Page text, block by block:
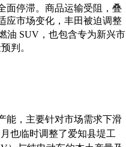
面停滞。商品运输受阻，叠
应市场变化，丰田被迫调整
油 SUV，也包含专为新兴市
判。
能，主要针对市场需求下滑
也临时调整了爱知县堤工